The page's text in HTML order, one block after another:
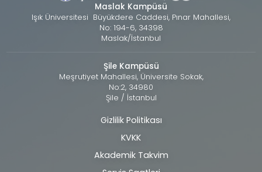
Maslak Kampüsü
Işık Üniversitesi Büyükdere Caddesi, Pınar Mahallesi,
No: 194-6, 34398
Maslak/İstanbul
Şile Kampüsü
Meşrutiyet Mahallesi, Üniversite Sokak,
No:2, 34980
Şile / İstanbul
Alt
bilgi
Gizlilik Politikası
KVKK
Akademik Takvim